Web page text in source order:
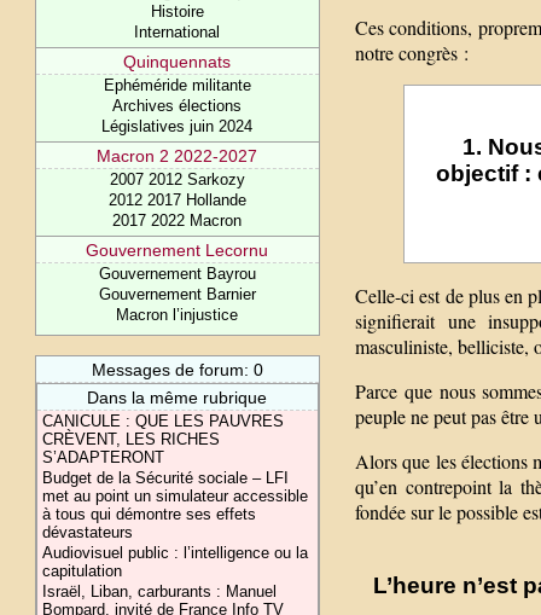
Histoire
International
Quinquennats
Ephéméride militante
Archives élections
Législatives juin 2024
Macron 2 2022-2027
2007 2012 Sarkozy
2012 2017 Hollande
2017 2022 Macron
Gouvernement Lecornu
Gouvernement Bayrou
Gouvernement Barnier
Macron l’injustice
Messages de forum: 0
Dans la même rubrique
CANICULE : QUE LES PAUVRES
CRÈVENT, LES RICHES
S’ADAPTERONT
Budget de la Sécurité sociale – LFI
met au point un simulateur accessible
à tous qui démontre ses effets
dévastateurs
Audiovisuel public : l’intelligence ou la
capitulation
Israël, Liban, carburants : Manuel
Bompard, invité de France Info TV
Ces conditions,
notre congrès :
1.
objectif :
Celle-ci est de plus en
signifierait une
masculiniste, belliciste,
Parce que nous
peuple ne peut pas être
Alors que les élections
qu’en contrepoint la
fondée sur le possible
L’heure n’est